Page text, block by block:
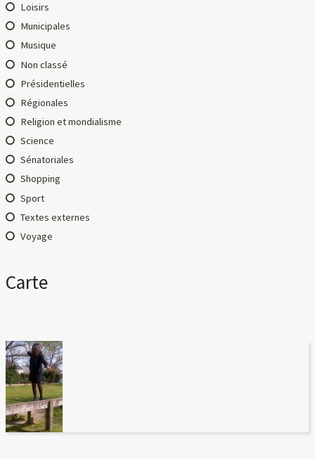
Loisirs
Municipales
Musique
Non classé
Présidentielles
Régionales
Religion et mondialisme
Science
Sénatoriales
Shopping
Sport
Textes externes
Voyage
Carte